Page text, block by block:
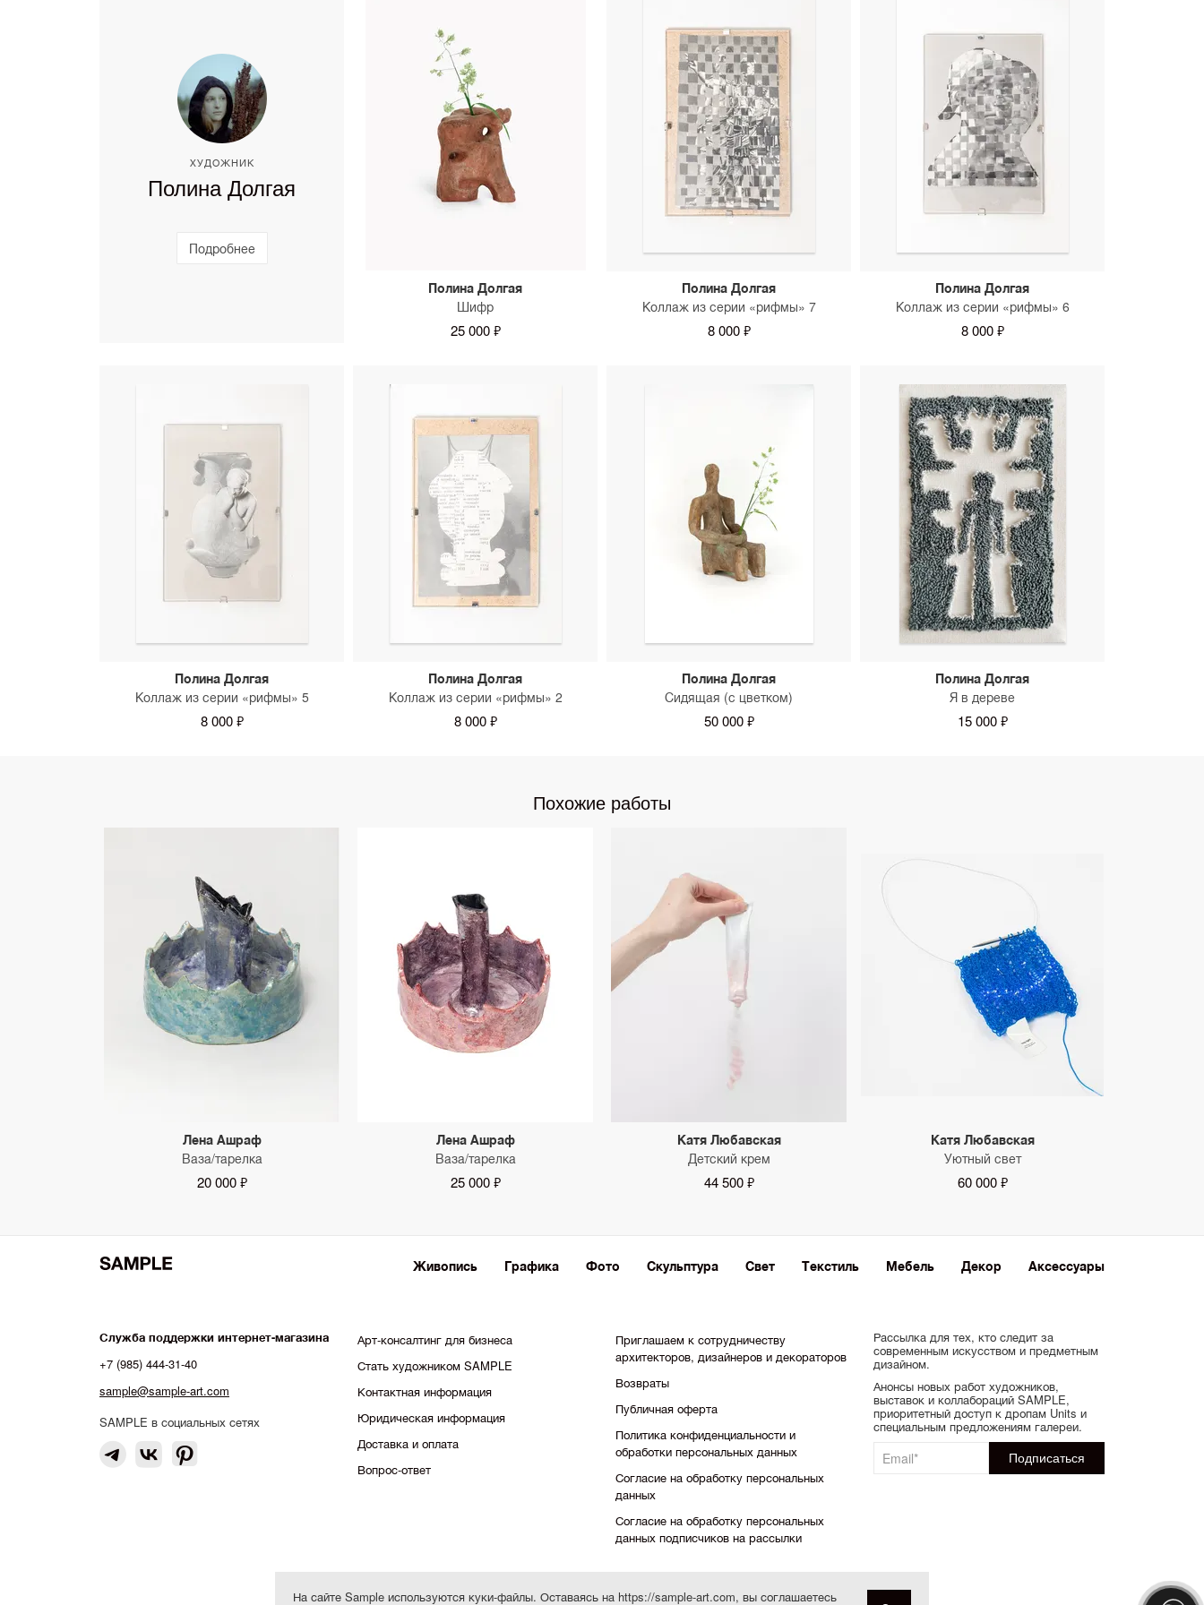
ХУДОЖНИК
Полина Долгая
Подробнее
Полина Долгая
Шифр
25 000 ₽
Полина Долгая
Коллаж из серии «рифмы» 7
8 000 ₽
Полина Долгая
Коллаж из серии «рифмы» 6
8 000 ₽
Полина Долгая
Коллаж из серии «рифмы» 5
8 000 ₽
Полина Долгая
Коллаж из серии «рифмы» 2
8 000 ₽
Полина Долгая
Сидящая (с цветком)
50 000 ₽
Полина Долгая
Я в дереве
15 000 ₽
Похожие работы
Лена Ашраф
Ваза/тарелка
20 000 ₽
Лена Ашраф
Ваза/тарелка
25 000 ₽
Катя Любавская
Детский крем
44 500 ₽
Катя Любавская
Уютный свет
60 000 ₽
Живопись Графика Фото Скульптура Свет Текстиль Мебель Декор Аксессуары
Служба поддержки интернет-магазина
+7 (985) 444-31-40
sample@sample-art.com
SAMPLE в социальных сетях
Арт-консалтинг для бизнеса
Стать художником SAMPLE
Контактная информация
Юридическая информация
Доставка и оплата
Вопрос-ответ
Приглашаем к сотрудничеству
архитекторов, дизайнеров и декораторов
Возвраты
Публичная оферта
Политика конфиденциальности и
обработки персональных данных
Согласие на обработку персональных
данных
Согласие на обработку персональных
данных подписчиков на рассылки
Рассылка для тех, кто следит за
современным искусством и предметным
дизайном.
Анонсы новых работ художников,
выставок и коллабораций SAMPLE,
приоритетный доступ к дропам Units и
специальным предложениям галереи.
На сайте Sample используются куки-файлы. Оставаясь на https://sample-art.com, вы соглашаетесь